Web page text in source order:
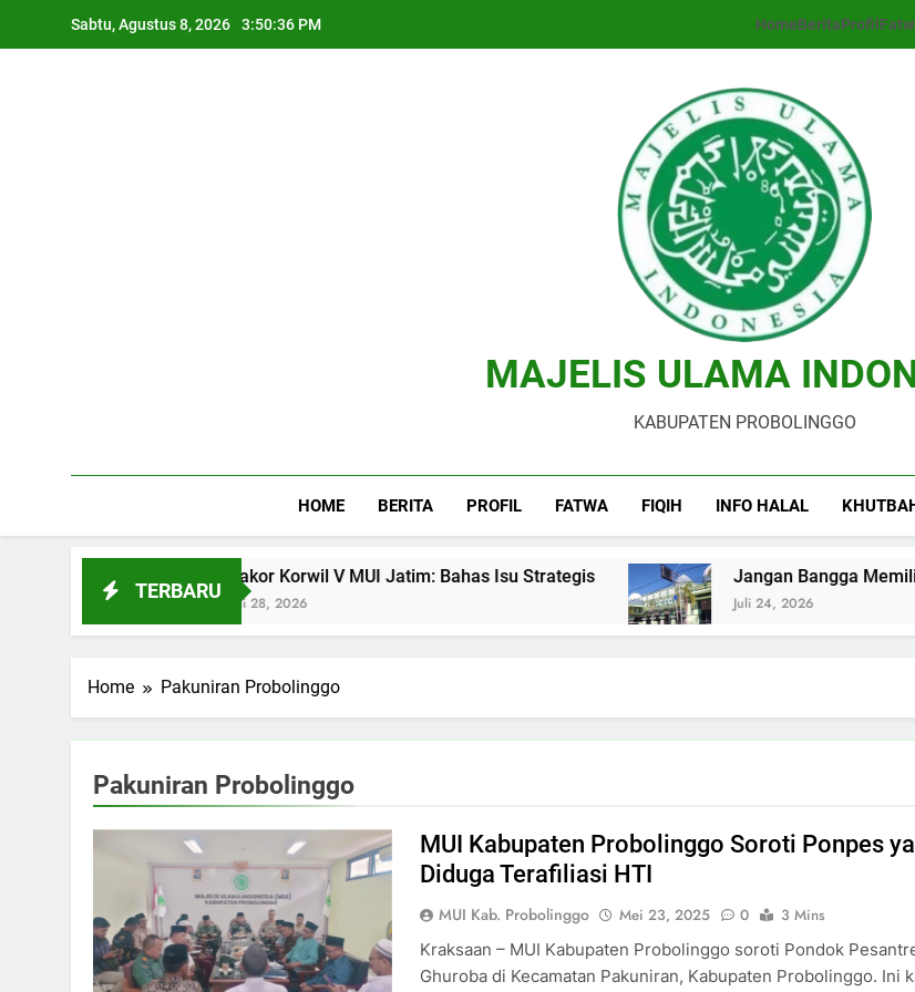
Sabtu, Agustus 8, 2026 3:50:36 PM HomeBeritaProfil
MAJELIS ULAMA
KABUPATEN PROBOLINGGO
HOME BERITA PROFIL FATWA FIQIH INFO HALAL
TERBARU
Rakor Korwil V MUI Jatim: Bahas Isu Strategis
Juli 28, 2026
Jangan Bangga Memiliki
Juli 24, 2026
Home Pakuniran Probolinggo
Pakuniran Probolinggo
MUI Kabupaten Probolinggo Soroti Ponpes
Diduga Terafiliasi HTI
MUI Kab. Probolinggo Mei 23, 2025 0
3 Mins
Kraksaan – MUI Kabupaten Probolinggo soroti Pondok
Ghuroba di Kecamatan Pakuniran, Kabupaten Probolinggo. Ini